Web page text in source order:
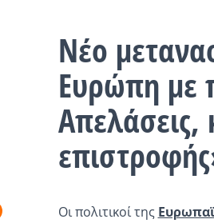
Νέο
Ευρώπη με
Απελάσεις,
Οι πολιτικοί της